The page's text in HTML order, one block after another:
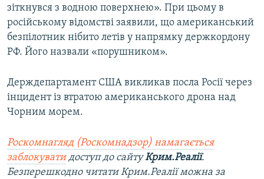
зіткнувся з водною поверхнею». При цьому в
російському відомстві заявили, що американський
безпілотник нібито летів у напрямку держкордону
РФ. Його назвали «порушником».
Держдепартамент США викликав посла Росії через
інцидент із втратою американського дрона над
Чорним морем.
Роскомнагляд (Роскомнадзор) намагається
заблокуватидоступ до сайтуКрим.Реалії.
Безперешкодно читати Крим.Реалії можна за